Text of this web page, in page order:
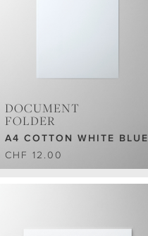
DOCUMENT
FOLDER
A4 COTTON WHITE BLUE
CHF 12.00